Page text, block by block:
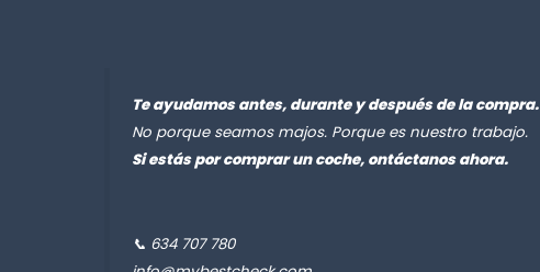
Te ayudamos antes, durante y después de la compra.
No porque seamos majos. Porque es nuestro trabajo.
Si estás por comprar un coche, ontáctanos ahora.
📞 634 707 780